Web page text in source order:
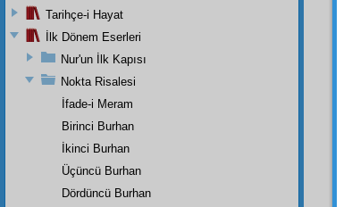
Tarihçe-i Hayat
İlk Dönem Eserleri
Nur'un İlk Kapısı
Nokta Risalesi
İfade-i Meram
Birinci Burhan
İkinci Burhan
Üçüncü Burhan
Dördüncü Burhan